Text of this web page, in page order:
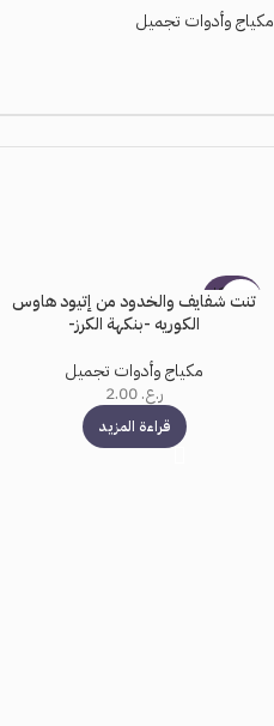
مكياج وأدوات تجميل
بيعت كل
ها
تنت شفايف والخدود من إتيود هاوس
الكوريه -بنكهة الكرز-
مكياج وأدوات تجميل
ر.ع.2.00
قراءة المزيد